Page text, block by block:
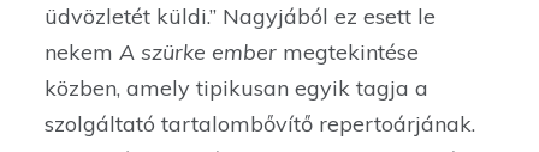
üdvözletét küldi.” Nagyjából ez esett le
nekemA szürke ember megtekintése
közben, amely tipikusan egyik tagja a
szolgáltató tartalombővítő repertoárjának.